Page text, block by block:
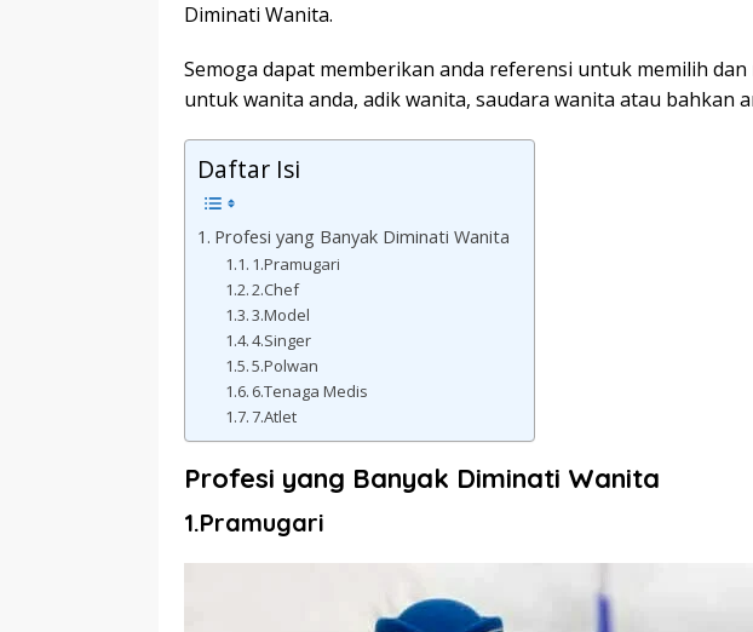
Diminati Wanita.
Semoga dapat memberikan anda referensi untuk memilih
untuk wanita anda, adik wanita, saudara wanita atau bahkan
Daftar Isi
Profesi yang Banyak Diminati Wanita
1.Pramugari
2.Chef
3.Model
4.Singer
5.Polwan
6.Tenaga Medis
7.Atlet
Profesi yang Banyak Diminati Wanita
1.Pramugari